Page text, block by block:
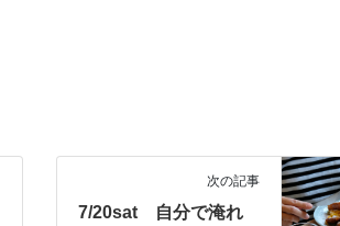
次の記事
7/20sat 自分で淹れ